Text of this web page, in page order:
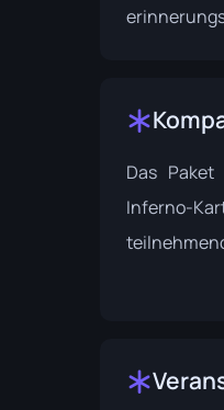
Das
Inferno-